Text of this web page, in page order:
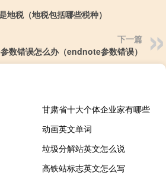
地税（地税包括哪些税种）
下一篇
数错误怎么办（endnote参数错误）
甘肃省十大个体企业家有哪些
动画英文单词
垃圾分解站英文怎么说
高铁站标志英文怎么写